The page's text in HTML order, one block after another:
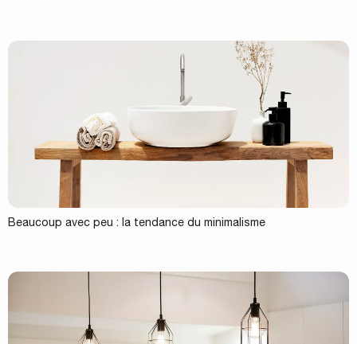
Beaucoup avec peu : la tendance du minimalisme